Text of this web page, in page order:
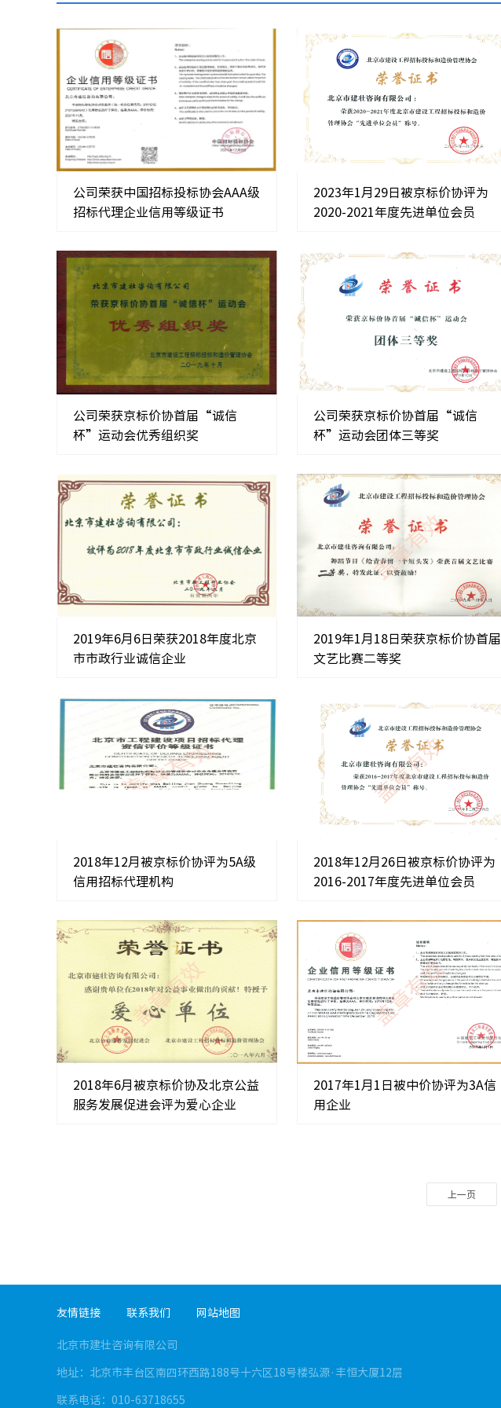
公司荣获中国招标投标协会AAA级
招标代理企业信用等级证书
2023年1月29日被京标价协评为
2020-2021年度先进单位会员
公司荣获京标价协首届“诚信
杯”运动会优秀组织奖
公司荣获京标价协首届“诚信
杯”运动会团体三等奖
2019年6月6日荣获2018年度北京
市市政行业诚信企业
2019年1月18日荣获京标价协首届
文艺比赛二等奖
2018年12月被京标价协评为5A级
信用招标代理机构
2018年12月26日被京标价协评为
2016-2017年度先进单位会员
2018年6月被京标价协及北京公益
服务发展促进会评为爱心企业
2017年1月1日被中价协评为3A信
用企业
上一页
友情链接 联系我们 网站地图
北京市建壮咨询有限公司
地址：北京市丰台区南四环西路188号十六区18号楼弘源·丰恒大厦12层
联系电话：010-63718655